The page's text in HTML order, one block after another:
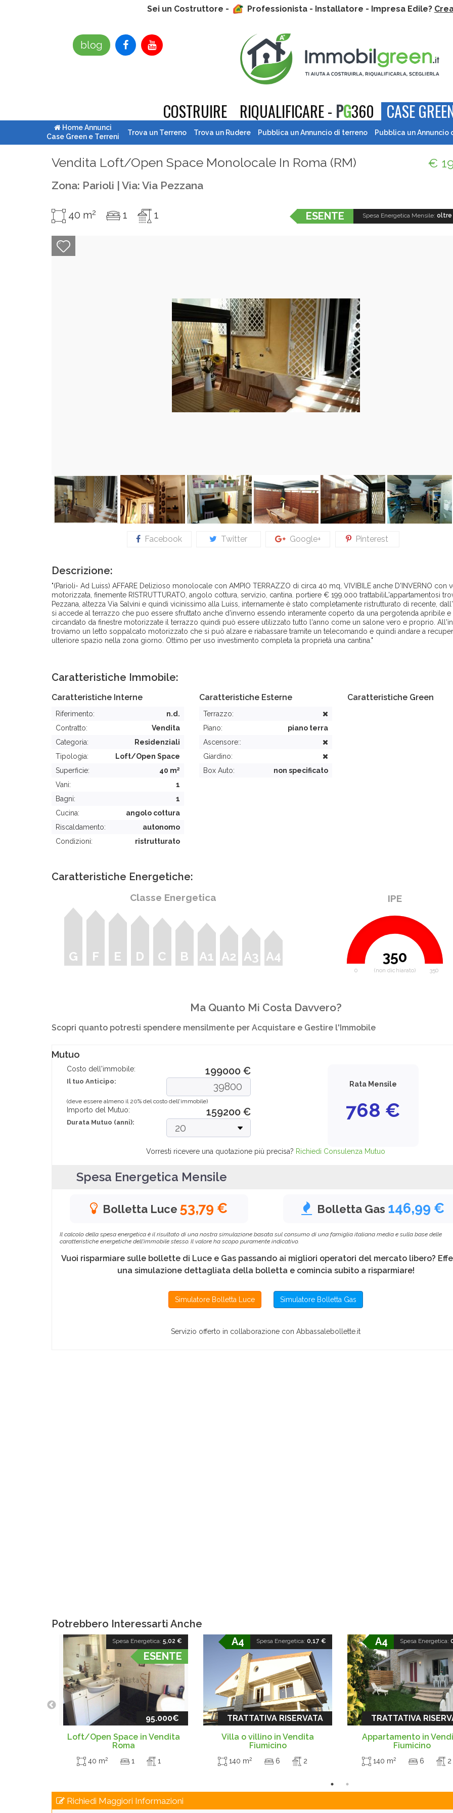
Sei un Costruttore - Professionista - Installatore - Impresa Edile?
blog
COSTRUIRE RIQUALIFICARE - PG360 CASE
Home Annunci
Case Green e Terreni
Trova un Terreno Trova un Rudere Pubblica un Annuncio di terreno Pubblica un Annuncio
Vendita Loft/Open Space Monolocale In Roma (RM)
Zona: Parioli | Via: Via Pezzana
€
40 m2 1 1 Spesa Energetica Mensile: oltre
ESENTE
Facebook Twitter Google+ Pinterest
Descrizione:
"(Parioli- Ad Luiss) AFFARE Delizioso monolocale con AMPIO TERRAZZO di circa 40 mq, VIVIBILE anche D'INVERNO con
motorizzata, finemente RISTRUTTURATO, angolo cottura, servizio, cantina. portiere € 199.000 trattabiliL'appartamentosi
Pezzana, altezza Via Salvini e quindi vicinissimo alla Luiss, internamente è stato completamente ristrutturato di recente,
si accede al terrazzo che puo essere sfruttato anche d'inverno essendo interamente coperto da una pergotenda apribile e
circandato da finestre motorizzate il terrazzo quindi può essere utilizzato tutto l'anno come un salone vero e proprio.
troviamo un letto soppalcato motorizzato che si può alzare e riabassare tramite un telecomando e quindi andare a
ulteriore spazio nella zona giorno. Ottimo per uso investimento completa la proprietà una cantina."
Caratteristiche Immobile:
Caratteristiche Interne
Riferimento:
n.d.
Contratto:
Vendita
Categoria:
Residenziali
Tipologia:
Loft/Open Space
Superficie:
40 m2
Vani:
1
Bagni:
1
Cucina:
angolo cottura
Riscaldamento:
autonomo
Condizioni:
ristrutturato
Caratteristiche Esterne
Terrazzo:
Piano:
piano terra
Ascensore::
Giardino:
Box Auto:
non specificato
Caratteristiche Green
Caratteristiche Energetiche:
Classe Energetica
G F E D C B A1 A2 A3 A4
IPE
350
(non dichiarato)
0 350
Ma Quanto Mi Costa Davvero?
Scopri quanto potresti spendere mensilmente per Acquistare e Gestire l'Immobile
Mutuo
Costo dell'immobile: 199000 €
Il tuo Anticipo:
(deve essere almeno il 20% del costo dell'immobile)
Importo del Mutuo: 159200€
Durata Mutuo (anni):
Rata Mensile
768 €
Vorresti ricevere una quotazione più precisa? Richiedi Consulenza Mutuo
Spesa Energetica Mensile
Bolletta Luce 53,79 € Bolletta Gas 146,99 €
Il calcolo della spesa energetica è il risultato di una nostra simulazione basata sul consumo di una famiglia italiana media e sulla base delle
caratteristiche energetiche dell'immobile stesso. Il valore ha scopo puramente indicativo.
Vuoi risparmiare sulle bollette di Luce e Gas passando ai migliori operatori del mercato libero?
una simulazione dettagliata della bolletta e comincia subito a risparmiare!
Simulatore Bolletta Luce Simulatore Bolletta Gas
Servizio offerto in collaborazione con Abbassalebollette.it
Potrebbero Interessarti Anche
Spesa Energetica: 5,02 €
ESENTE
95.000€
Loft/Open Space in Vendita
Roma
40 m2 1 1
Spesa Energetica: 0,17 €
A4
TRATTATIVA RISERVATA
Villa o villino in Vendita
Fiumicino
140 m2 6 2
Spesa Energetica:
A4
TRATTATIVA
Appartamento in
Fiumicino
140 m2 6 2
Richiedi Maggiori Informazioni